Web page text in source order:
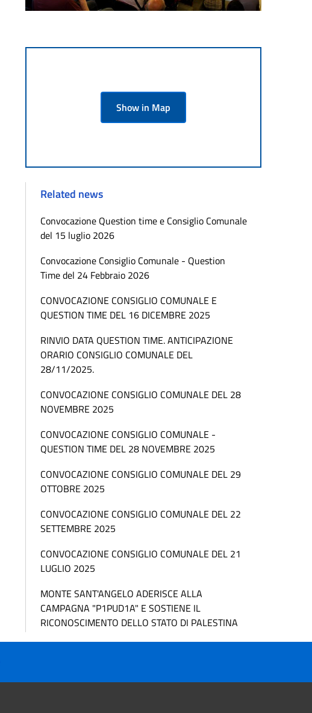
Show in Map
Related news
Convocazione Question time e Consiglio Comunale
del 15 luglio 2026
Convocazione Consiglio Comunale - Question
Time del 24 Febbraio 2026
CONVOCAZIONE CONSIGLIO COMUNALE E
QUESTION TIME DEL 16 DICEMBRE 2025
RINVIO DATA QUESTION TIME. ANTICIPAZIONE
ORARIO CONSIGLIO COMUNALE DEL
28/11/2025.
CONVOCAZIONE CONSIGLIO COMUNALE DEL 28
NOVEMBRE 2025
CONVOCAZIONE CONSIGLIO COMUNALE -
QUESTION TIME DEL 28 NOVEMBRE 2025
CONVOCAZIONE CONSIGLIO COMUNALE DEL 29
OTTOBRE 2025
CONVOCAZIONE CONSIGLIO COMUNALE DEL 22
SETTEMBRE 2025
CONVOCAZIONE CONSIGLIO COMUNALE DEL 21
LUGLIO 2025
MONTE SANT'ANGELO ADERISCE ALLA
CAMPAGNA "P1PUD1A" E SOSTIENE IL
RICONOSCIMENTO DELLO STATO DI PALESTINA